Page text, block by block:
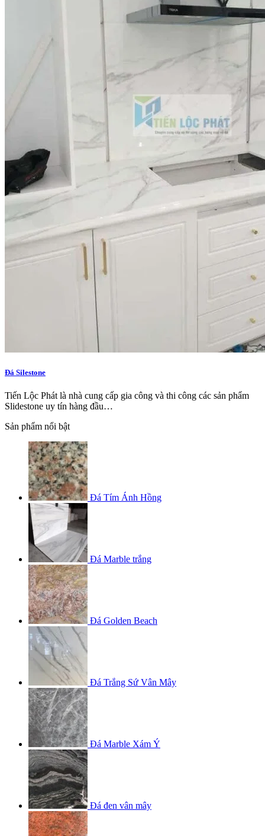
Đá Silestone
Tiến Lộc Phát là nhà cung cấp gia công và thi công các sản phẩm
Slidestone uy tín hàng đầu…
Sản phẩm nổi bật
Đá Tím Ánh Hồng
Đá Marble trắng
Đá Golden Beach
Đá Trắng Sứ Vân Mây
Đá Marble Xám Ý
Đá đen vân mây